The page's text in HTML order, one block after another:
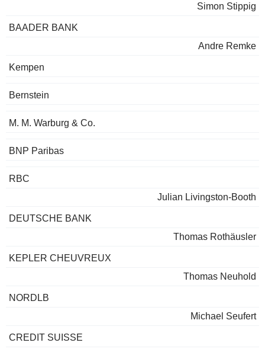
Simon Stippig
BAADER BANK
Andre Remke
Kempen
Bernstein
M. M. Warburg & Co.
BNP Paribas
RBC
Julian Livingston-Booth
DEUTSCHE BANK
Thomas Rothäusler
KEPLER CHEUVREUX
Thomas Neuhold
NORDLB
Michael Seufert
CREDIT SUISSE